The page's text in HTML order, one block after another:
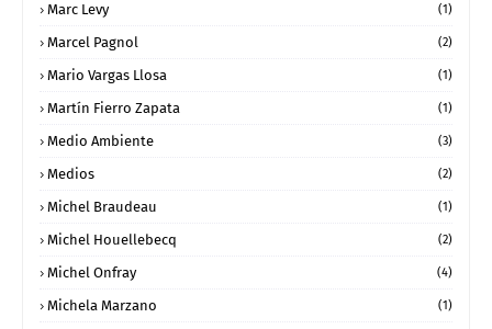
Marc Levy (1)
Marcel Pagnol (2)
Mario Vargas Llosa (1)
Martín Fierro Zapata (1)
Medio Ambiente (3)
Medios (2)
Michel Braudeau (1)
Michel Houellebecq (2)
Michel Onfray (4)
Michela Marzano (1)